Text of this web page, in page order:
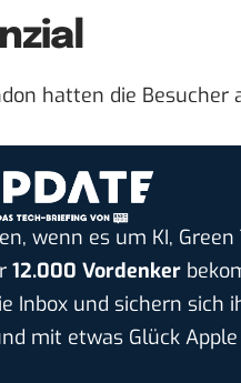
hatten die Besucher
wenn es um KI, Green
12.000 Vordenker
Inbox und sichern sich
mit etwas Glück Apple